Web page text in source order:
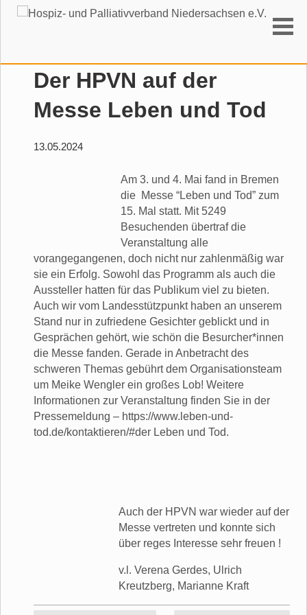
Suchen
Der HPVN auf der
Messe Leben und Tod
13.05.2024
Am 3. und 4. Mai fand in Bremen
die Messe “Leben und Tod” zum
15. Mal statt. Mit 5249
Besuchenden übertraf die
Veranstaltung alle
vorangegangenen, doch nicht nur zahlenmäßig war
sie ein Erfolg. Sowohl das Programm als auch die
Aussteller hatten für das Publikum viel zu bieten.
Auch wir vom Landesstützpunkt haben an unserem
Stand nur in zufriedene Gesichter geblickt und in
Gesprächen gehört, wie schön die Besurcher*innen
die Messe fanden. Gerade in Anbetracht des
schweren Themas gebührt dem Organisationsteam
um Meike Wengler ein großes Lob! Weitere
Informationen zur Veranstaltung finden Sie in der
Pressemeldung – https://www.leben-und-
tod.de/kontaktieren/#der Leben und Tod.
Auch der HPVN war wieder auf der
Messe vertreten und konnte sich
über reges Interesse sehr freuen !
v.l. Verena Gerdes, Ulrich
Kreutzberg, Marianne Kraft